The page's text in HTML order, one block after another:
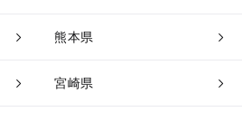
熊本県
宮崎県